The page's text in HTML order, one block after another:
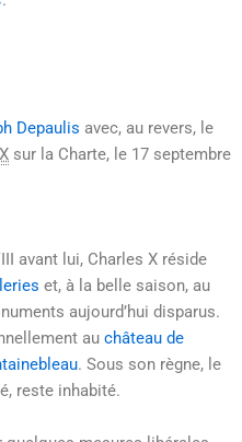
Depaulis avec, au revers, le
X sur la Charte, le 17 septembre
avant lui, Charles X réside
et, à la belle saison, au
aujourd’hui disparus.
au château de
. Sous son règne, le
reste inhabité.